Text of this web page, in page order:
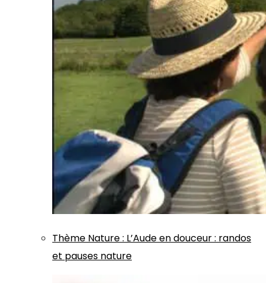
Thème Nature: L’Aude en douceur : randos
et pauses nature